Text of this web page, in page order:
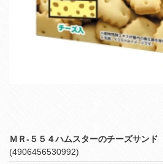
ＭＲ‐５５４ハムスターのチーズサンド
(4906456530992)